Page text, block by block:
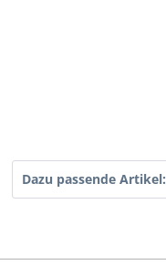
Dazu passende Artikel: